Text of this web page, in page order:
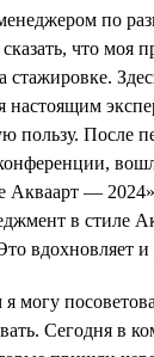
по
что моя
стажировке.
настоящим
пользу. После
Акваарт —
в стиле
вдохновляет и
могу
Сегодня в